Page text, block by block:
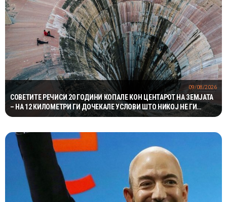
СОВЕТИТЕ РЕЧИСИ 20 ГОДИНИ КОПАЛЕ КОН ЦЕНТАРОТ НА ЗЕМЈАТА
– НА 12 КИЛОМЕТРИ ГИ ДОЧЕКАЛЕ УСЛОВИ ШТО НИКОЈ НЕ ГИ
ОЧЕКУВАЛ
09/08/2026